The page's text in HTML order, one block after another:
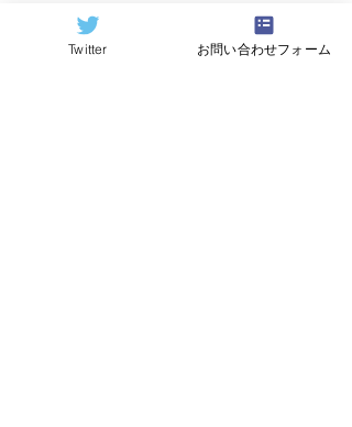
Twitter お問い合わせフォーム